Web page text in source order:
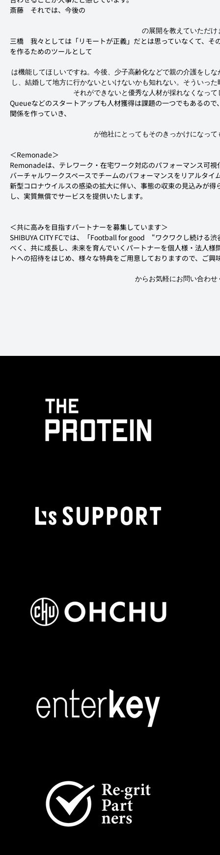
斎藤 それでは、今後の
の展開を教えていただけ
三橋 我々としては「リモートが正義」だとは思っていなくて、そ
を作るためのツールとして
は機能してほしいですね。今後、少子高齢化などで親の介護をし
し、結婚して地方に行かないといけないかも知れない。そういっ
それができないと優秀な人材が採れなくなっ
Queueなどのスタートアップも人材獲得は課題の一つでもあるの
関係を作っていき、
が他社にとってもそのきっかけになっ
＜Remonade＞
Remonadeは、テレワーク・在宅ワーク対応のパフォーマンス可
バーチャルワークスペースでチームのパフォーマンスをリアルタイ
新型コロナウイルスの感染の拡大に伴い、事態の収束の見込みが
＜共に高みを目指すパートナーを募集しています＞
SHIBUYA CITY FCでは、「Football for good　“ワクワクし続ける
べく、共に成長し、未来を育んでいくパートナーを個人様・法人
トへの招待をはじめ、様々な特典をご用意しておりますので、ご興
からお気軽にお問い合わせ